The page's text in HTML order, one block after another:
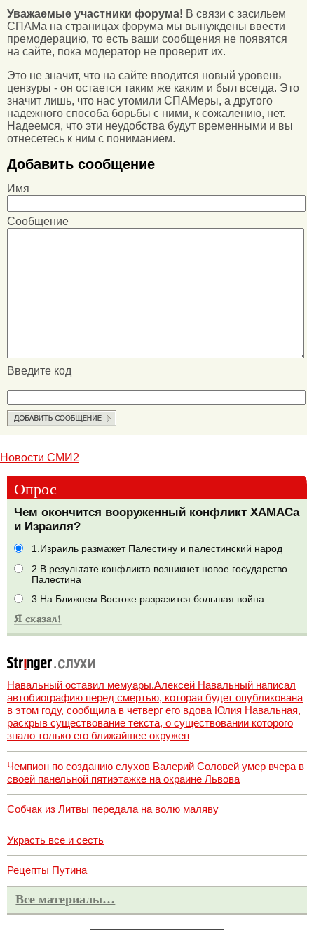
Уважаемые участники форума! В связи с засильем
СПАМа на страницах форума мы вынуждены ввести
премодерацию, то есть ваши сообщения не появятся
на сайте, пока модератор не проверит их.
Это не значит, что на сайте вводится новый уровень
цензуры - он остается таким же каким и был всегда. Это
значит лишь, что нас утомили СПАМеры, а другого
надежного способа борьбы с ними, к сожалению, нет.
Надеемся, что эти неудобства будут временными и вы
отнесетесь к ним с пониманием.
Добавить сообщение
Имя
Сообщение
Введите код
Новости СМИ2
Опрос
Чем окончится вооруженный конфликт ХАМАСа
и Израиля?
1.Израиль размажет Палестину и палестинский народ
2.В результате конфликта возникнет новое государство
Палестина
3.На Ближнем Востоке разразится большая война
Навальный оставил мемуары.Алексей Навальный написал
автобиографию перед смертью, которая будет опубликована
в этом году, сообщила в четверг его вдова Юлия Навальная,
раскрыв существование текста, о существовании которого
знало только его ближайшее окружен
Чемпион по созданию слухов Валерий Соловей умер вчера в
своей панельной пятиэтажке на окраине Львова
Собчак из Литвы передала на волю маляву
Украсть все и сесть
Рецепты Путина
Все материалы…